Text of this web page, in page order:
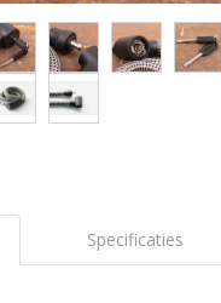
Specificaties